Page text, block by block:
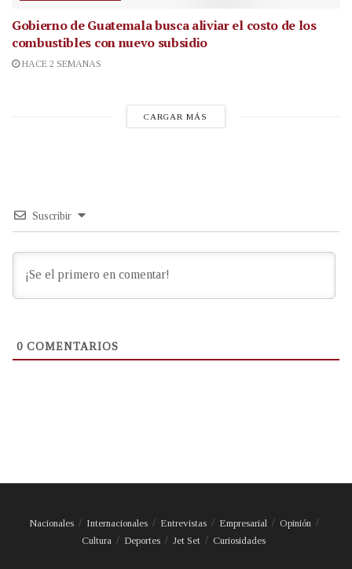
Gobierno de Guatemala busca aliviar el costo de los
combustibles con nuevo subsidio
HACE 2 SEMANAS
CARGAR MÁS
Suscribir
0 COMENTARIOS
Nacionales Internacionales Entrevistas Empresarial
Opinión
Cultura
Deportes Jet Set Curiosidades